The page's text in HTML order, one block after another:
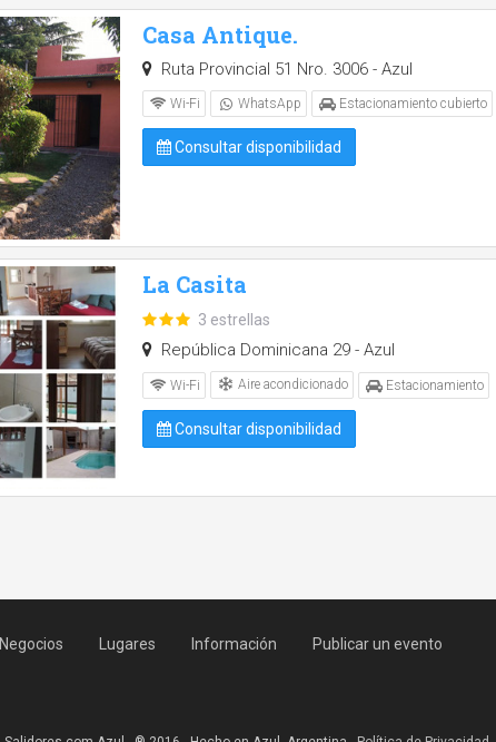
Casa Antique.
Ruta Provincial 51 Nro. 3006 - Azul
Wi-Fi WhatsApp Estacionamiento cubierto
Consultar disponibilidad
La Casita
3 estrellas
República Dominicana 29 - Azul
Wi-Fi Aire acondicionado Estacionamiento
Consultar disponibilidad
Negocios Lugares Información Publicar un evento